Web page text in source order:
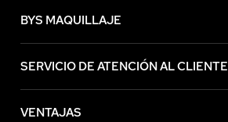
BYS MAQUILLAJE
SERVICIO DE ATENCIÓN AL CLIENTE
VENTAJAS